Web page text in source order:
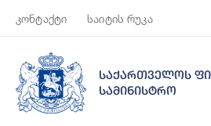
კონტაქტი საიტის რუკა
საქართველოს
სამინისტრო